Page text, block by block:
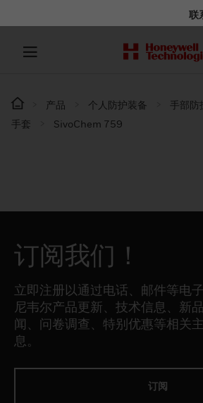
联
产品 个人防护装备 手部防
手套
SivoChem 759
订阅我们！
立即注册以通过电话、邮件等电
尼韦尔产品更新、技术信息、新
闻、问卷调查、特别优惠等相关
息。
订阅